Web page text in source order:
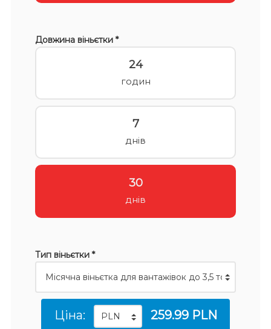
Довжина віньєтки *
24
годин
7
днів
30
днів
Тип віньєтки *
Ціна: 259.99 PLN